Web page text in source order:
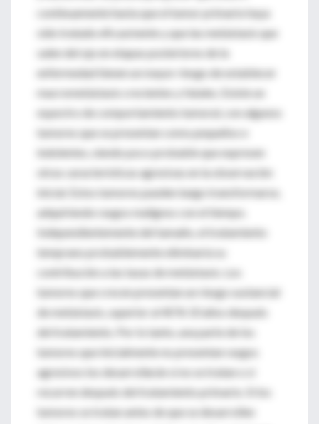
continuamente hasta que el tumor primario haya
sido tratado eficazmente y que las metástasis que
salen del ojo en etapas posteriores de la
enfermedad tienen un mayor riesgo de establecer
macrometástasis crecientes y fatales. Existe un
espectro de comportamiento tumoral, con algunos
tumores que se presentan como pequeños e
indolentes, siendo poco probable que expresen
otras características agresivas en la observación
inicial. Estos tumores pueden luego transformarse,
adquiriendo rasgos malignos con el tiempo.
Independientemente del tamaño, el tratamiento
temprano probablemente eliminaría su
contribución a las tasas de metástasis. Los
tumores que crecen presentan un riesgo sustancial
de metástasis, superior al 40 % 10 años después
del tratamiento. Por lo tanto, una parte de los
tumores que inicialmente no presentan rasgos
agresivos los desarrollarán si no se tratan o si
recurren después del tratamiento primario. Si los
tumores se tratan antes de que se desarrollen